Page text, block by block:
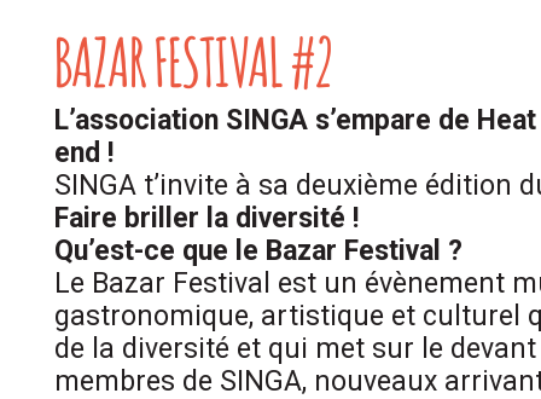
BAZAR FESTIVAL #2
L’association SINGA s’empare de
end !
SINGA t’invite à sa deuxième édition
Faire briller la diversité !
Qu’est-ce que le Bazar Festival ?
Le Bazar Festival est un évènement
gastronomique, artistique et culturel
de la diversité et qui met sur le
membres de SINGA, nouveaux